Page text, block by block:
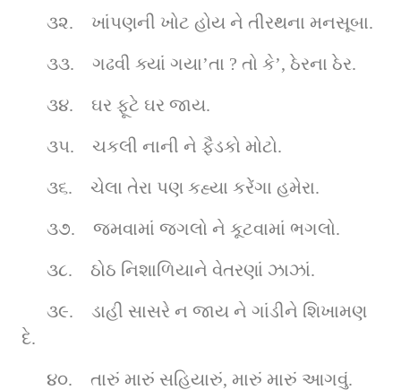
૩૨.    ખાંપણની ખોટ હોય ને તીરથના મનસૂબા.
૩૩.    ગઢવી ક્યાં ગયા’તા ? તો કે’, ઠેરના ઠેર.
૩૪.    ઘર ફૂટે ઘર જાય.
૩૫.    ચકલી નાની ને ફૈડકો મોટો.
૩૬.    ચેલા તેરા પણ કહ્યા કરેંગા હમેરા.
૩૭.    જમવામાં જગલો ને કૂટવામાં ભગલો.
૩૮.    ઠોઠ નિશાળિયાને વેતરણાં ઝાઝાં.
૩૯.    ડાહી સાસરે ન જાય ને ગાંડીને શિખામણ
દે.
૪૦.    તારું મારું સહિયારું, મારું મારું આગવું.